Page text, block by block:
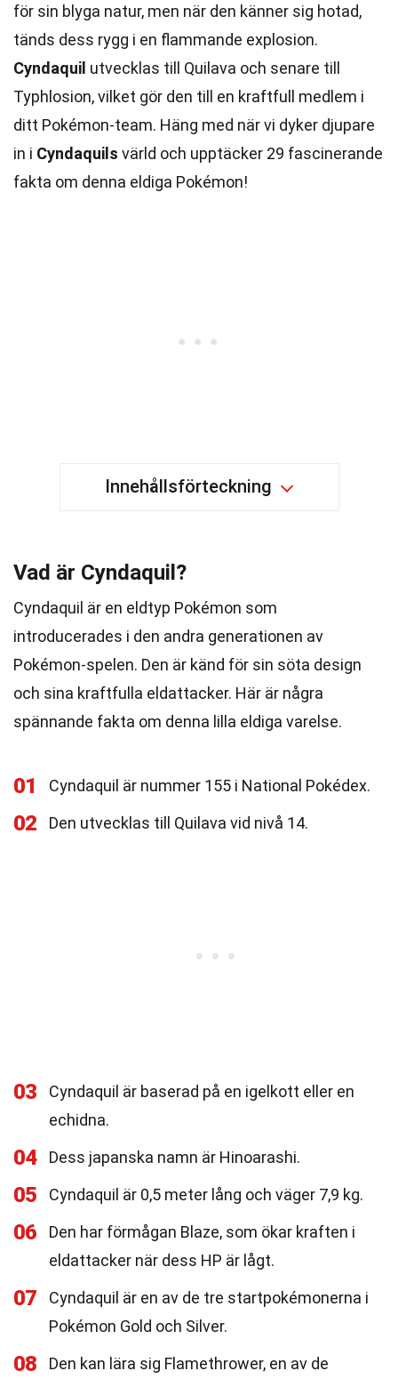
för sin blyga natur, men när den känner sig hotad,
tänds dess rygg i en flammande explosion.
Cyndaquil utvecklas till Quilava och senare till
Typhlosion, vilket gör den till en kraftfull medlem i
ditt Pokémon-team. Häng med när vi dyker djupare
in i Cyndaquils värld och upptäcker 29 fascinerande
fakta om denna eldiga Pokémon!
Innehållsförteckning
Vad är Cyndaquil?
Cyndaquil är en eldtyp Pokémon som
introducerades i den andra generationen av
Pokémon-spelen. Den är känd för sin söta design
och sina kraftfulla eldattacker. Här är några
spännande fakta om denna lilla eldiga varelse.
01 Cyndaquil är nummer 155 i National Pokédex.
02 Den utvecklas till Quilava vid nivå 14.
03
Cyndaquil är baserad på en igelkott eller en
echidna.
04 Dess japanska namn är Hinoarashi.
05 Cyndaquil är 0,5 meter lång och väger 7,9 kg.
06
Den har förmågan Blaze, som ökar kraften i
eldattacker när dess HP är lågt.
07
Cyndaquil är en av de tre startpokémonerna i
Pokémon Gold och Silver.
08
Den kan lära sig Flamethrower, en av de